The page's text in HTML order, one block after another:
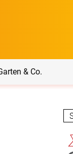
Garten & Co.
& Co.